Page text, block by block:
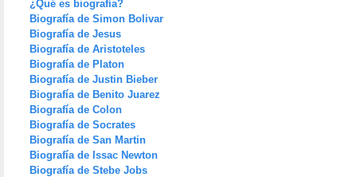
¿Qué es biografía?
Biografía de Simon Bolivar
Biografía de Jesus
Biografía de Aristoteles
Biografía de Platon
Biografía de Justin Bieber
Biografía de Benito Juarez
Biografía de Colon
Biografía de Socrates
Biografía de San Martin
Biografía de Issac Newton
Biografía de Stebe Jobs